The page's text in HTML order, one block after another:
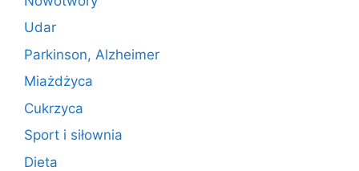
Udar
Parkinson, Alzheimer
Miażdżyca
Cukrzyca
Sport i siłownia
Dieta